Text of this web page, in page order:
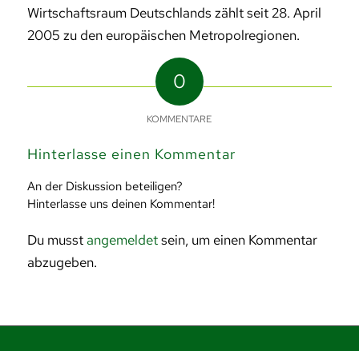
Wirtschaftsraum Deutschlands zählt seit 28. April
2005 zu den europäischen Metropolregionen.
0
KOMMENTARE
Hinterlasse einen Kommentar
An der Diskussion beteiligen?
Hinterlasse uns deinen Kommentar!
Du musstangemeldetsein, um einen Kommentar
abzugeben.